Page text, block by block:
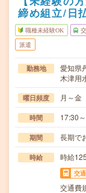
締め組立/日
職種未経験OK
派遣
勤務地
愛知県
木津用
曜日頻度 月～金
時間 17:30
期間 長期で
時給 時給
交
交通費